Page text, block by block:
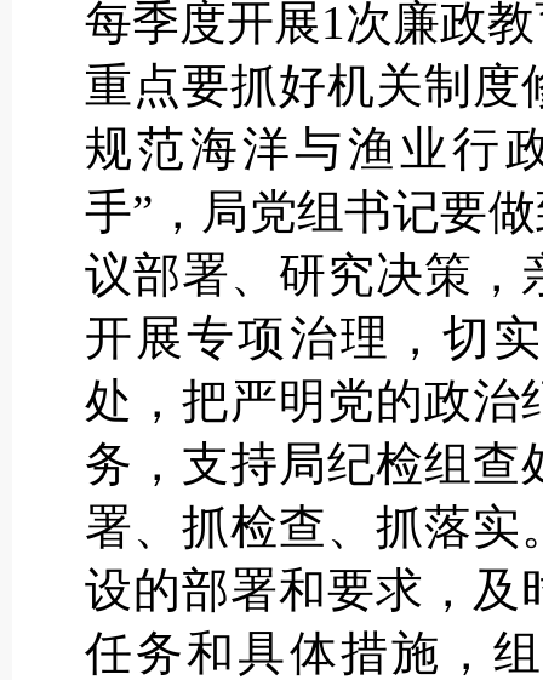
每季度开展1次廉政
重点要抓好机关制度
规范海洋与渔业行
手”，局党组书记要
议部署、研究决策，
开展专项治理，切
处，把严明党的政治
务，支持局纪检组查
署、抓检查、抓落实
设的部署和要求，及
任务和具体措施，